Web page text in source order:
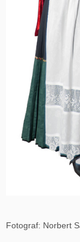
Fotograf: Norbert